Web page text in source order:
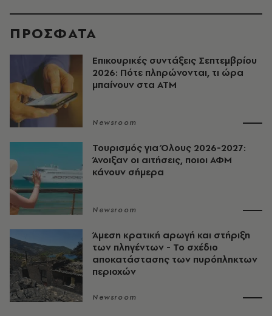
ΠΡΟΣΦΑΤΑ
Επικουρικές συντάξεις Σεπτεμβρίου
2026: Πότε πληρώνονται, τι ώρα
μπαίνουν στα ΑΤΜ
Newsroom
Τουρισμός για Όλους 2026-2027:
Άνοιξαν οι αιτήσεις, ποιοι ΑΦΜ
κάνουν σήμερα
Newsroom
Άμεση κρατική αρωγή και στήριξη
των πληγέντων - Το σχέδιο
αποκατάστασης των πυρόπληκτων
περιοχών
Newsroom